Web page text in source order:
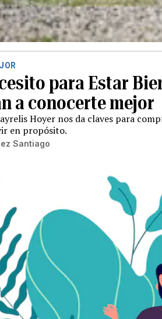
para Estar
a conocerte mejor
Hoyer nos da claves para
en propósito.
Santiago